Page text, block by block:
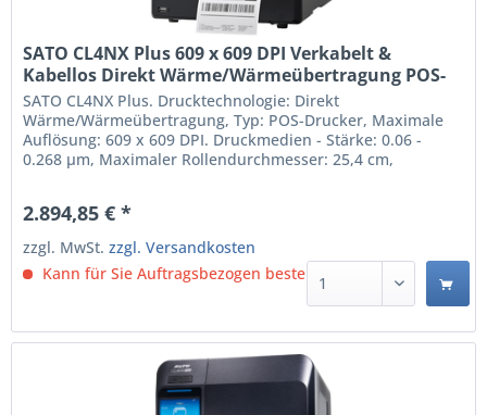
SATO CL4NX Plus 609 x 609 DPI Verkabelt &
Kabellos Direkt Wärme/Wärmeübertragung POS-
Drucker (WWCLP300ZNARUK)
SATO CL4NX Plus. Drucktechnologie: Direkt
Wärme/Wärmeübertragung, Typ: POS-Drucker, Maximale
Auflösung: 609 x 609 DPI. Druckmedien - Stärke: 0.06 -
0.268 µm, Maximaler Rollendurchmesser: 25,4 cm,
Anschlusstyp: USB Type-A / USB Type-B, Serielle
Schnittstelle: RS-232C. Produktfarbe:...
2.894,85 € *
zzgl. MwSt.zzgl. Versandkosten
Kann für Sie Auftragsbezogen bestellt werden.